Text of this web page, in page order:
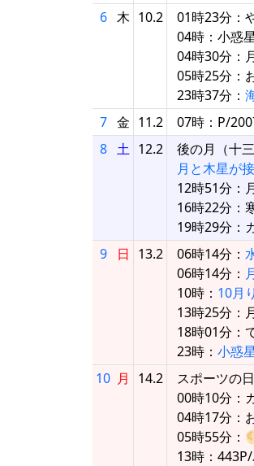
6 木 10.2
01時23分：
04時：小惑
04時30分：
05時25分：
23時37分：
7 金 11.2
07時：P/
8 土 12.2
後の月（十三
月と木星が
12時51分：
16時22分：
19時29分：
9
日 13.2 06時14分：
06時14分：
10時： 10月
13時25分：
18時01分：
23時： 小惑
10 月 14.2
スポーツの日
00時10分：
04時17分：
05時55分：
13時：